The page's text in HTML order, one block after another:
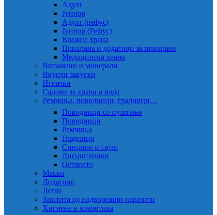
Адулт
Јуниор
Адулт (рефус)
Јуниор (Рефус)
Влажна храна
Прихрана и додатоци за прихрана
Медицинска храна
Витамини и минерали
Вкусни закуски
Играчки
Садови за храна и вода
Ремчиња, поводници, градници…
Поводници со пуштање
Поводници
Ремчиња
Градници
Синџири и сајли
Дисциплинки
Останато
Маски
Додатоци
Легла
Заштита од надворешни паразити
Хигиена и козметика